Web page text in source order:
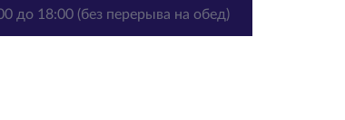
до 18:00 (без перерыва на обед)